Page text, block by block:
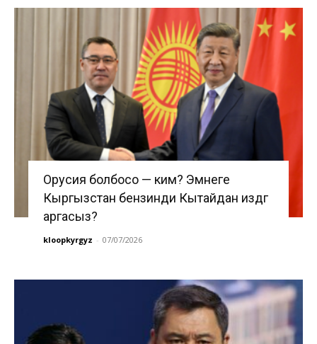
Орусия болбосо — ким? Эмнеге
Кыргызстан бензинди Кытайдан издөөгө
аргасыз?
kloopkyrgyz - 07/07/2026